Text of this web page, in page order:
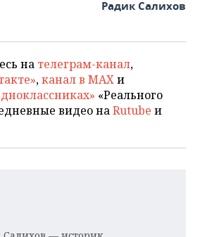
Радик Салихов
на телеграм-канал,
,канал в MAXи
«Реального
видео наRutube и